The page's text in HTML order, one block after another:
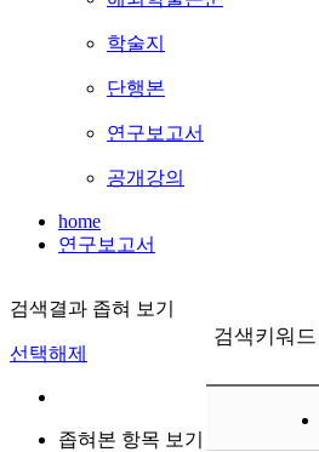
학술지
단행본
연구보고서
공개강의
home
연구보고서
검색결과 좁혀 보기
선택해제
좁혀본 항목 보기
검색키워드